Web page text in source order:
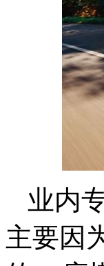
业内
主要因